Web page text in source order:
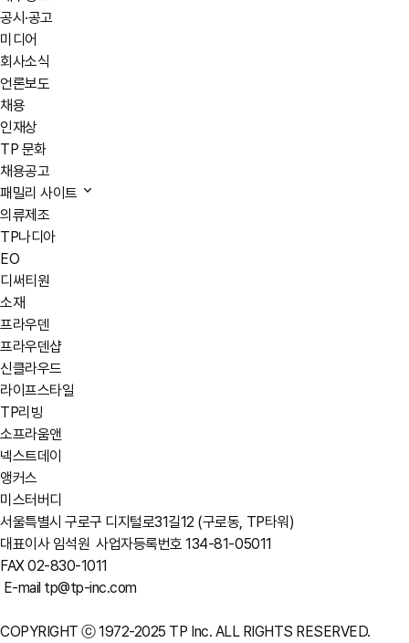
공시·공고
미디어
회사소식
언론보도
채용
인재상
TP 문화
채용공고
패밀리 사이트
의류제조
TP나디아
EO
디써티원
소재
프라우덴
프라우덴샵
신클라우드
라이프스타일
TP리빙
소프라움앤
넥스트데이
앵커스
미스터버디
서울특별시 구로구 디지털로31길12 (구로동, TP타워)
대표이사 임석원 사업자등록번호 134-81-05011
FAX 02-830-1011
E-mail tp@tp-inc.com
COPYRIGHT ⓒ 1972-2025 TP Inc. ALL RIGHTS RESERVED.